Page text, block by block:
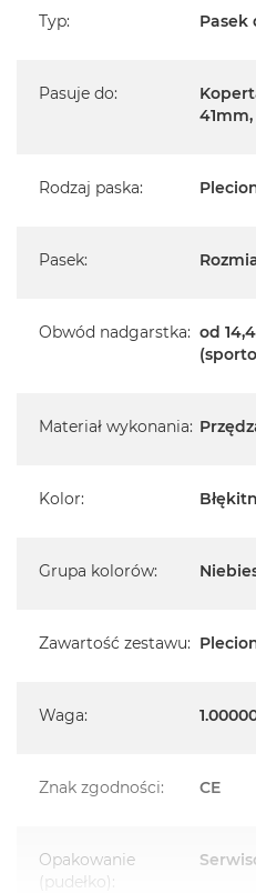
Typ: Pasek
Pasuje do:
Rodzaj paska:
Pasek:
Obwód nadgarstka: od
Materiał wykonania:
Kolor:
Grupa kolorów:
Zawartość zestawu:
Waga:
Znak zgodności: CE
Opakowanie
(pudełko):